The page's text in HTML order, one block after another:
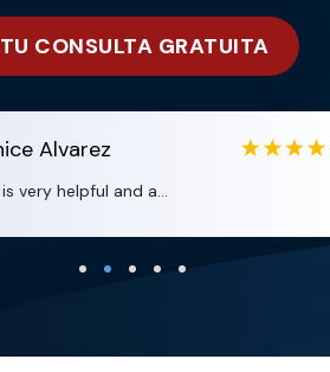
CONSULTA GRATUITA
Alvarez
very helpful and a...